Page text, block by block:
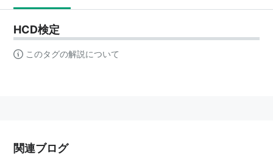
HCD検定
このタグの解説について
関連ブログ